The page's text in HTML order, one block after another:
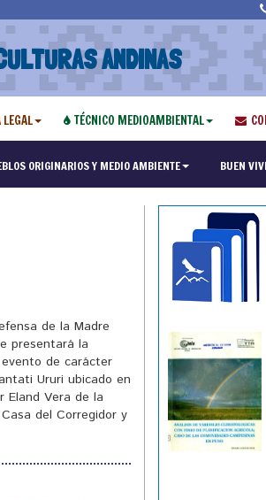
ANDINAS
TÉCNICO MEDIOAMBIENTAL
ORIGINARIOS Y MEDIO AMBIENTE BUEN
"Maestría en
de la Madre
presentará la
de carácter
Ururi ubicado en
Eland Vera de la
del Corregidor y